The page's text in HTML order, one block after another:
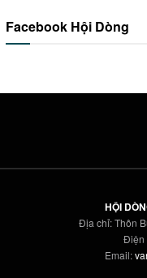
Facebook Hội Dòng
HỘI
Địa chỉ: Thôn
Điện
Email: